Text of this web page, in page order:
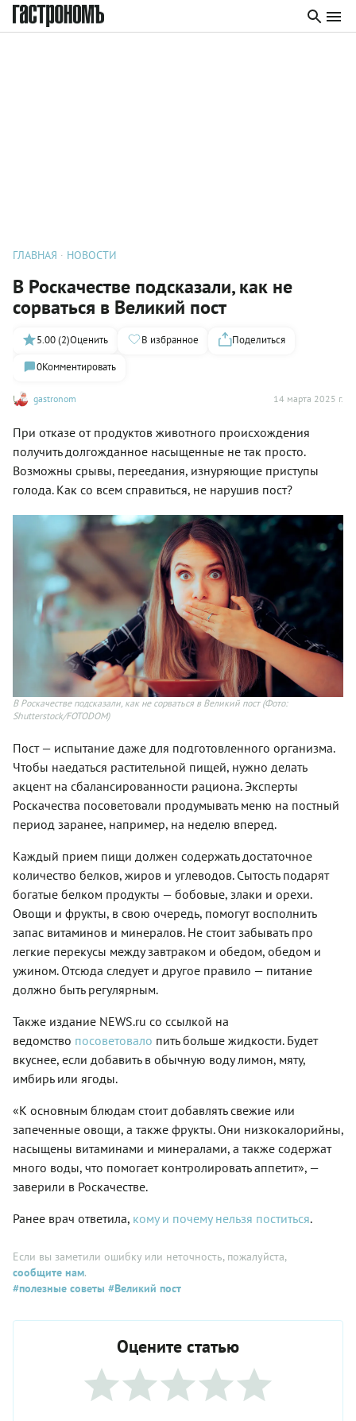
ГЛАВНАЯ НОВОСТИ
В Роскачестве подсказали, как не
сорваться в Великий пост
gastronom 14 марта 2025 г.
5.00 (2)Оценить В избранное
Поделиться
0Комментировать
При отказе от продуктов животного происхождения
получить долгожданное насыщенные не так просто.
Возможны срывы, переедания, изнуряющие приступы
голода. Как со всем справиться, не нарушив пост?
В Роскачестве подсказали, как не сорваться в Великий пост(Фото:
Shutterstock/FOTODOM)
Пост — испытание даже для подготовленного организма.
Чтобы наедаться растительной пищей, нужно делать
акцент на сбалансированности рациона. Эксперты
Роскачества посоветовали продумывать меню на постный
период заранее, например, на неделю вперед.
Каждый прием пищи должен содержать достаточное
количество белков, жиров и углеводов. Сытость подарят
богатые белком продукты — бобовые, злаки и орехи.
Овощи и фрукты, в свою очередь, помогут восполнить
запас витаминов и минералов. Не стоит забывать про
легкие перекусы между завтраком и обедом, обедом и
ужином. Отсюда следует и другое правило — питание
должно быть регулярным.
Также издание NEWS.ru со ссылкой на
ведомство посоветовало пить больше жидкости. Будет
вкуснее, если добавить в обычную воду лимон, мяту,
имбирь или ягоды.
«К основным блюдам стоит добавлять свежие или
запеченные овощи, а также фрукты. Они низкокалорийны,
насыщены витаминами и минералами, а также содержат
много воды, что помогает контролировать аппетит», —
заверили в Роскачестве.
Ранее врач ответила, кому и почему нельзя поститься.
Если вы заметили ошибку или неточность, пожалуйста,
сообщите нам.
#полезные советы #Великий пост
Оцените статью